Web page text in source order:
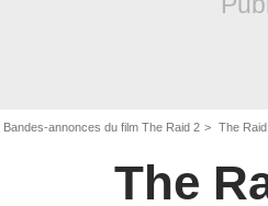
Bandes-annonces du film The Raid 2 The
The